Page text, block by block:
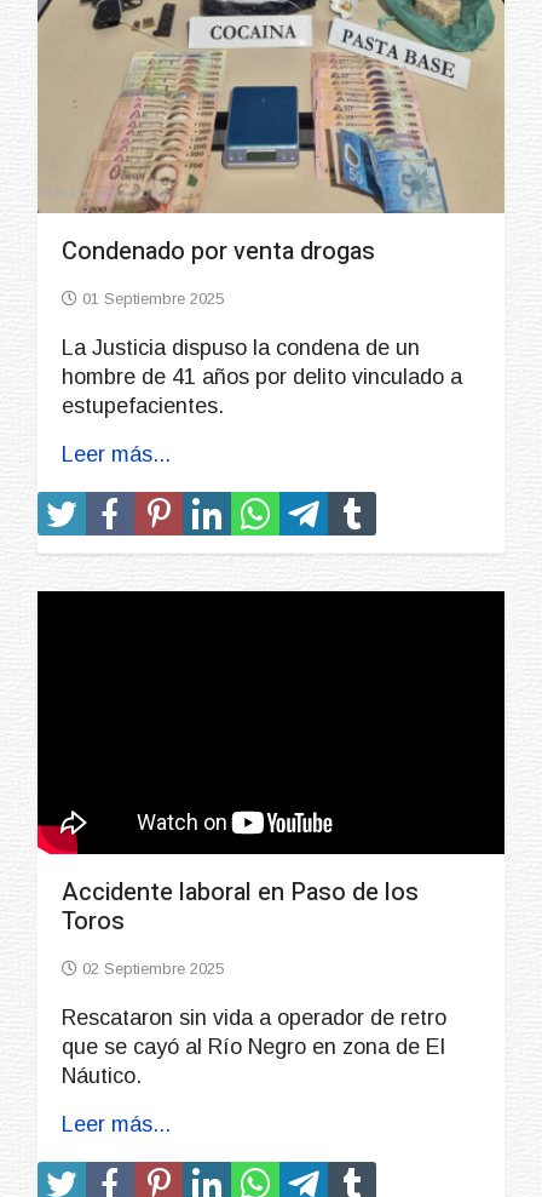
Condenado por venta drogas
01 Septiembre 2025
La Justicia dispuso la condena de un
hombre de 41 años por delito vinculado a
estupefacientes.
Leer más...
Accidente laboral en Paso de los
Toros
02 Septiembre 2025
Rescataron sin vida a operador de retro
que se cayó al Río Negro en zona de El
Náutico.
Leer más...